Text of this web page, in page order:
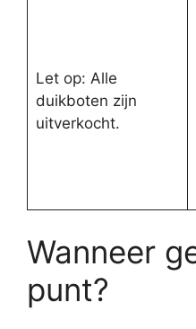
Let op: Alle
duikboten zijn
uitverkocht.
Wanneer
punt?